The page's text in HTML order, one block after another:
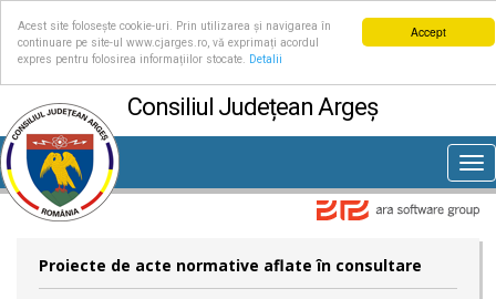
Accept
Acest site folosește cookie-uri. Prin utilizarea și navigarea în
continuare pe site-ul www.cjarges.ro, vă exprimați acordul
expres pentru folosirea informațiilor stocate.
Detalii
Consiliul Județean Argeș
Proiecte de acte normative aflate în consultare